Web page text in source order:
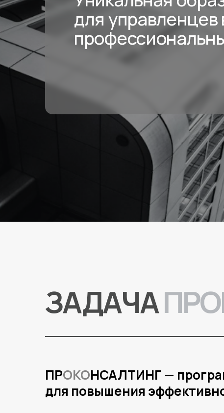
для управленцев
ЗАДАЧА
ПРОКОНСАЛТИНГ —
для повышения